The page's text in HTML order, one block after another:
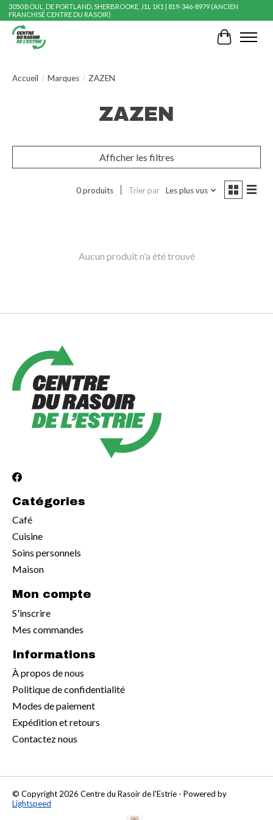
3050 BOUL. DE PORTLAND, SHERBROOKE, J1L 1K1 | 819-346-8979 (ANCIEN
FRANCHISÉ CENTRE DU RASOIR)
Panier
Accueil / Marques / ZAZEN
ZAZEN
Afficher les filtres
0 produits Trier par Les plus vus
Aucun produit n'a été trouvé
Catégories
Café
Cuisine
Soins personnels
Maison
Mon compte
S'inscrire
Mes commandes
Informations
À propos de nous
Politique de confidentialité
Modes de paiement
Expédition et retours
Contactez nous
© Copyright 2026 Centre du Rasoir de l'Estrie - Powered by
Lightspeed